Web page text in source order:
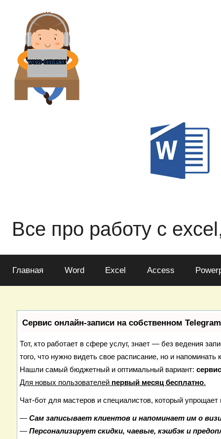
содержимому
Все про работу с
Главная Word Excel Access
Сервис онлайн-записи на собственном
Тот, кто работает в сфере услуг, знает — без ведения
того, что нужно видеть свое расписание, но и напоминать
Нашли самый бюджетный и оптимальный вариант:
Для новых пользователей первый месяц бесплатно.
Чат-бот для мастеров и специалистов, который упрощает
— Сам записывает клиентов и напоминает им о
— Персонализирует скидки, чаевые, кэшбэк и